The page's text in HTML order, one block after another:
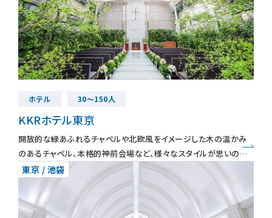
ホテル 30〜150人
KKRホテル東京
開放的な緑あふれるチャペルや北欧風をイメージした木の温かみ
のあるチャペル、本格的神前会場など、様々なスタイルが思いのま
まに。披露宴会場から望むロケーションも、大切なゲストにとっても
忘れられない特別な
東京 / 池袋